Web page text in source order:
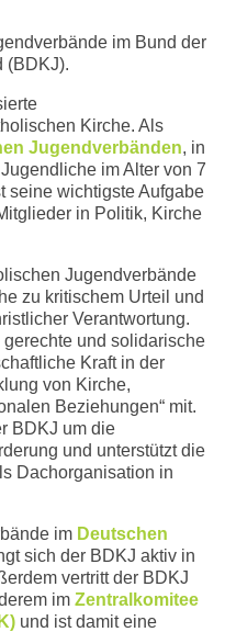
im Bund der
(BDKJ).
Kirche. Als
Jugendverbänden, in
im Alter von 7
seine wichtigste Aufgabe
in Politik, Kirche
Jugendverbände
zu kritischem Urteil und
Verantwortung.
und solidarische
Kraft in der
von Kirche,
Beziehungen“ mit.
BDKJ um die
und unterstützt die
Dachorganisation in
im Deutschen
sich der BDKJ aktiv in
vertritt der BDKJ
im Zentralkomitee
und ist damit eine